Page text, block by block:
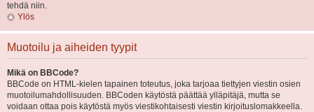
tehdä niin.
Ylös
Muotoilu ja aiheiden tyypit
Mikä on BBCode?
BBCode on HTML-kielen tapainen toteutus, joka tarjoaa tiettyjen viestin osien
muotoilumahdollisuuden. BBCoden käytöstä päättää ylläpitäjä, mutta se
voidaan ottaa pois käytöstä myös viestikohtaisesti viestin kirjoituslomakkeella.